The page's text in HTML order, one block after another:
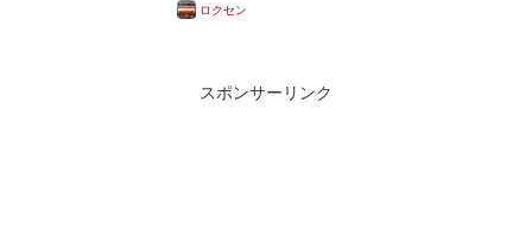
ロクセン
スポンサーリンク